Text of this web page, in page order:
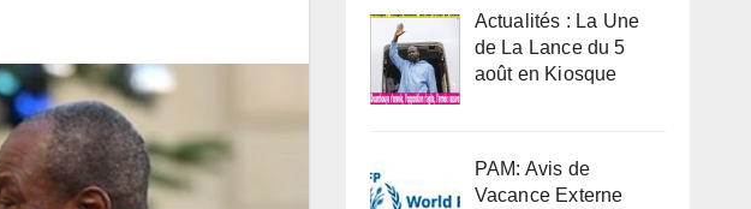
Actualités : La Une
de La Lance du 5
août en Kiosque
PAM: Avis de
Vacance Externe